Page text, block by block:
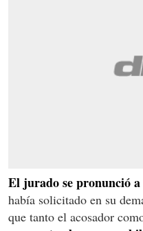
El jurado se pronunció
había solicitado en su
que tanto el acosador